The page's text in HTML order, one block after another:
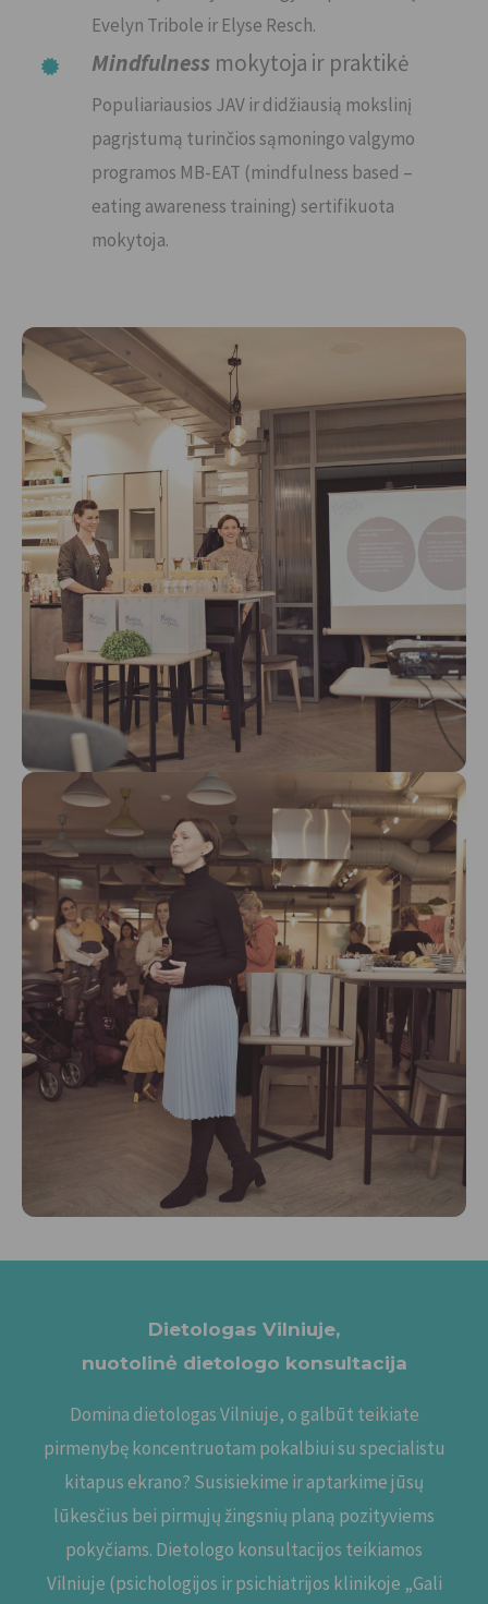
Evelyn Tribole ir Elyse Resch.
Mindfulness mokytoja ir praktikė
Populiariausios JAV ir didžiausią mokslinį
pagrįstumą turinčios sąmoningo valgymo
programos MB-EAT (mindfulness based –
eating awareness training) sertifikuota
mokytoja.
Dietologas Vilniuje,
nuotolinė dietologo konsultacija
Domina dietologas Vilniuje, o galbūt teikiate
pirmenybę koncentruotam pokalbiui su specialistu
kitapus ekrano? Susisiekime ir aptarkime jūsų
lūkesčius bei pirmųjų žingsnių planą pozityviems
pokyčiams. Dietologo konsultacijos teikiamos
Vilniuje (psichologijos ir psichiatrijos klinikoje „Gali